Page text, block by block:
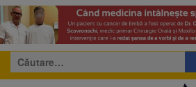
Caută
după: